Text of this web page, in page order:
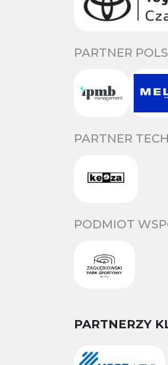
PARTNER
PARTNER
PODMIOT
PARTNERZY